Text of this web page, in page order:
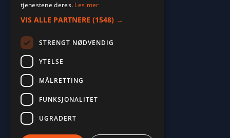
2026. ALL RIGHTS RESERVED.
POWERED BY EMPORI CMS
tjenestene deres. Les mer
VIS ALLE PARTNERE (1548) →
STRENGT NØDVENDIG
YTELSE
MÅLRETTING
FUNKSJONALITET
UGRADERT